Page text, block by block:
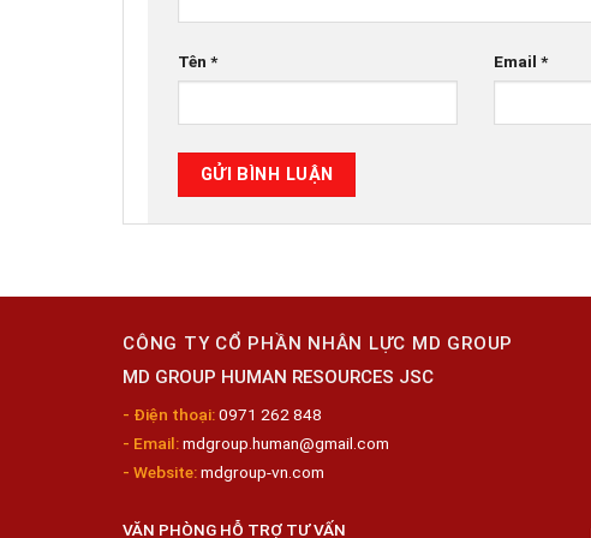
Tên * Email *
CÔNG TY CỔ PHẦN NHÂN LỰC MD GROUP
MD GROUP HUMAN RESOURCES JSC
- Điện thoại:0971 262 848
- Email:mdgroup.human@gmail.com
- Website:mdgroup-vn.com
VĂN PHÒNG HỖ TRỢ TƯ VẤN